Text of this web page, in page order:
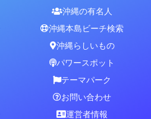
沖縄の有名人
沖縄本島ビーチ検索
沖縄らしいもの
パワースポット
テーマパーク
お問い合わせ
運営者情報